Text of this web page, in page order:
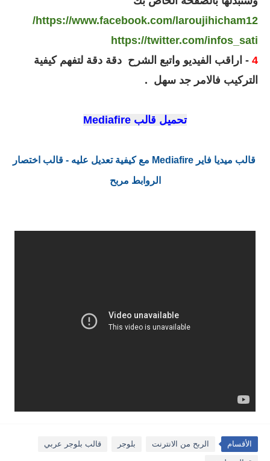
https://www.facebook.com/laroujihicham12/
https://twitter.com/infos_sati
4 - اراقب الفيديو واتبع الشرح دقة دقة لتفهم كيفية
التركيب فالامر جد سهل .
تحميل قالب Mediafire
قالب ميديا فاير Mediafire مع كيفية تعديل عليه - قالب اختصار
الروابط مربح
الأقسام الربح من الانترنت بلوجر قالب بلوجر عربي